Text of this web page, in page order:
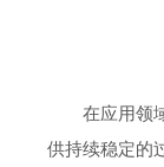
在应用领
供持续稳定的